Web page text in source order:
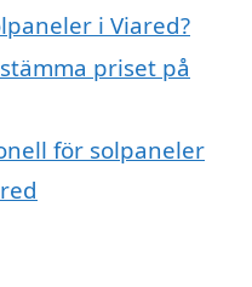
i Viared?
priset på
för solpaneler